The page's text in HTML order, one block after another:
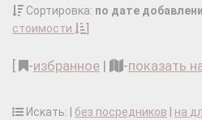
Сортировка: по дате
стоимости
-избранное | -показать
Искать: | без посредников на